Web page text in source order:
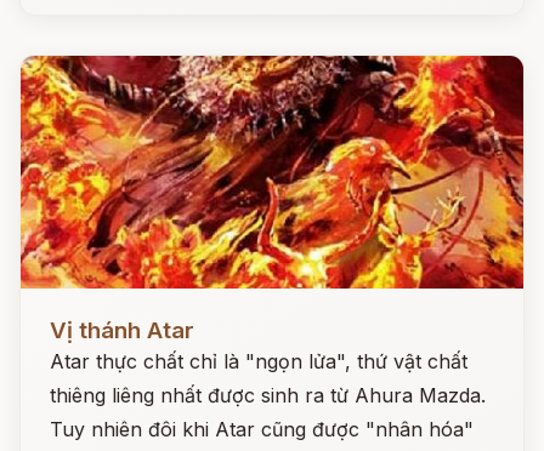
Vị thánh Atar
Atar thực chất chỉ là "ngọn lửa", thứ vật chất
thiêng liêng nhất được sinh ra từ Ahura Mazda.
Tuy nhiên đôi khi Atar cũng được "nhân hóa"